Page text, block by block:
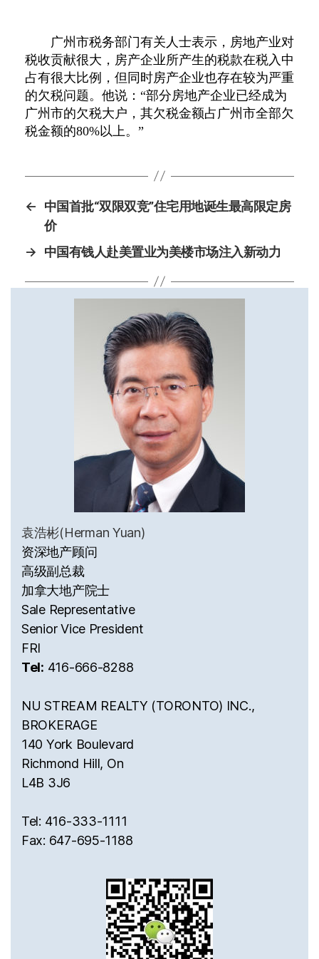
广州市税务部门有关人士表示，房地产业对
税收贡献很大，房产企业所产生的税款在税入中
占有很大比例，但同时房产企业也存在较为严重
的欠税问题。他说 ： “部分房地产企业已经成为
广州市的欠税大户，其欠税金额占广州市全部欠
税金额的80%以上。”
←
中国首批“双限双竞”住宅用地诞生最高限定房
价
→
中国有钱人赴美置业为美楼市场注入新动力
袁浩彬(Herman Yuan)
资深地产顾问
高级副总裁
加拿大地产院士
Sale Representative
Senior Vice President
FRI
Tel: 416-666-8288
NU STREAM REALTY (TORONTO) INC.,
BROKERAGE
140 York Boulevard
Richmond Hill, On
L4B 3J6
Tel: 416-333-1111
Fax: 647-695-1188